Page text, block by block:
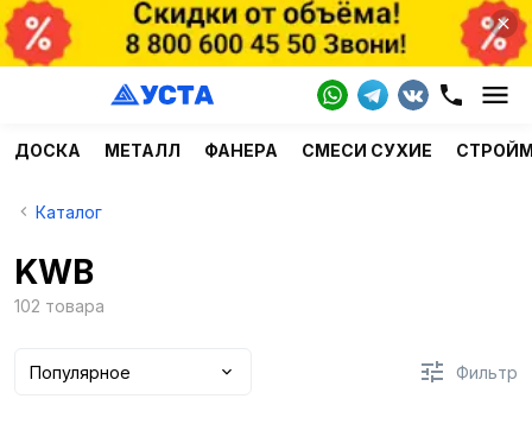
ДОСКА МЕТАЛЛ ФАНЕРА СМЕСИ СУХИЕ
Каталог
KWB
102 товара
Популярное Фильтр